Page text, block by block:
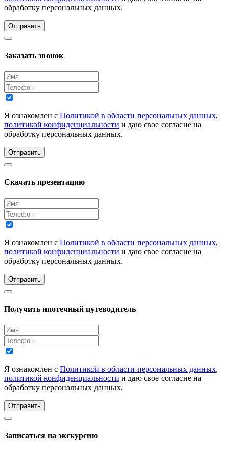
обработку персональных данных.
Отправить
Заказать звонок
Я ознакомлен с Политикой в области персональных данных,
политикой конфиденциальности и даю свое согласие на
обработку персональных данных.
Отправить
Скачать презентацию
Я ознакомлен с Политикой в области персональных данных,
политикой конфиденциальности и даю свое согласие на
обработку персональных данных.
Отправить
Получить ипотечный путеводитель
Я ознакомлен с Политикой в области персональных данных,
политикой конфиденциальности и даю свое согласие на
обработку персональных данных.
Отправить
Записаться на экскурсию